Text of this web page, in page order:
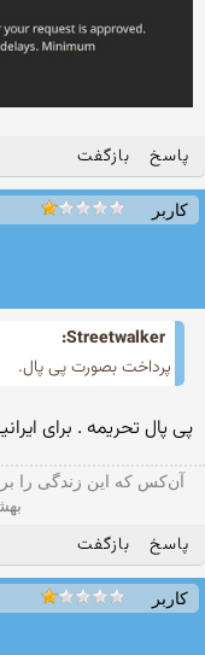
پاسخ بازگفت
کاربر
Streetwalker:
پرداخت بصورت پی پال.
پی پال تحریمه . برای
آن‌کس که این زندگی را
پاسخ بازگفت
کاربر